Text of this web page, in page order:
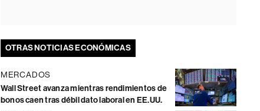
OTRAS NOTICIAS ECONÓMICAS
MERCADOS
Wall Street avanza mientras rendimientos de
bonos caen tras débil dato laboral en EE.UU.